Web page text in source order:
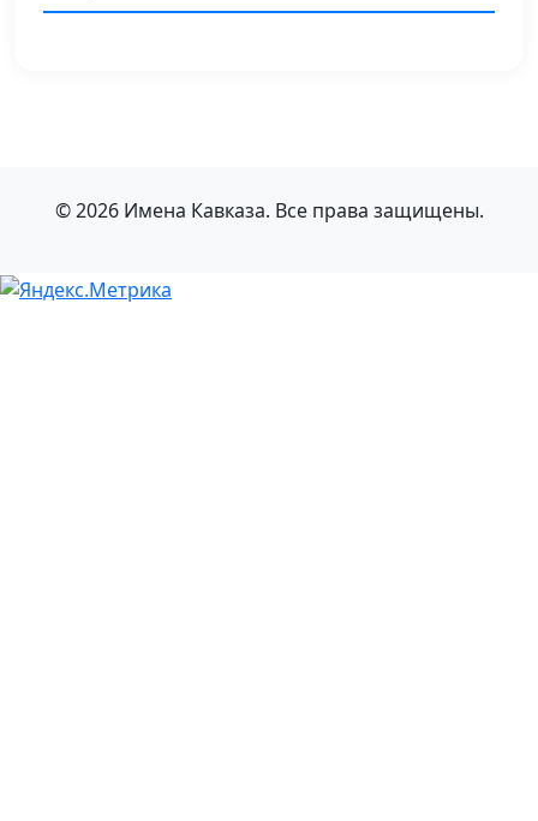
© 2026 Имена Кавказа. Все права защищены.